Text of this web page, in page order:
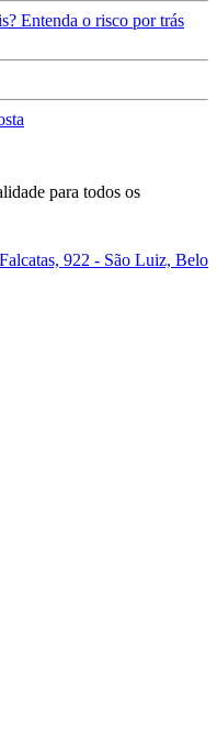
Entenda o risco por trás
para todos os
922 - São Luiz, Belo